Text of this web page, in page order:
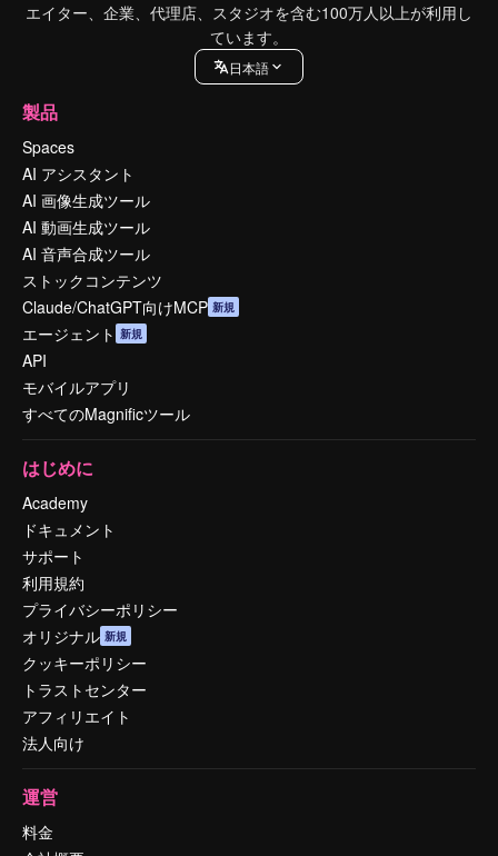
エイター、企業、代理店、スタジオを含む100万人以上が利用し
ています。
日本語
製品
Spaces
AI アシスタント
AI 画像生成ツール
AI 動画生成ツール
AI 音声合成ツール
ストックコンテンツ
Claude/ChatGPT向けMCP 新規
エージェント 新規
API
モバイルアプリ
すべてのMagnificツール
はじめに
Academy
ドキュメント
サポート
利用規約
プライバシーポリシー
オリジナル 新規
クッキーポリシー
トラストセンター
アフィリエイト
法人向け
運営
料金